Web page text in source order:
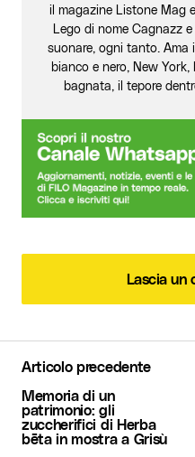
il magazine Listone Mag
Lego di nome Cagnazz
suonare, ogni tanto. Ama
bianco e nero, New
bagnata, il tepore
Lascia un
Il tuo indirizzo email
campi obbligatori
Commento*
Articolo precedente
Memoria di un
patrimonio: gli
zuccherifici di Herba
bēta in mostra a Grisù